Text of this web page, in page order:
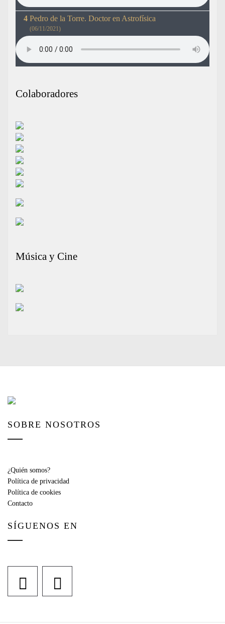
Pedro de la Torre. Doctor en Astrofísica
(06/11/2021)
Colaboradores
Música y Cine
SOBRE NOSOTROS
¿Quién somos?
Política de privacidad
Política de cookies
Contacto
SÍGUENOS EN